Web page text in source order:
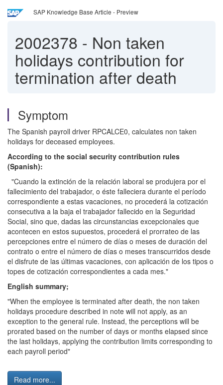
SAP Knowledge Base Article - Preview
2002378 - Non taken
holidays contribution for
termination after death
Symptom
The Spanish payroll driver RPCALCE0, calculates non taken
holidays for deceased employees.
According to the social security contribution rules
(Spanish):
"Cuando la extinción de la relación laboral se produjera por el
fallecimiento del trabajador, o éste falleciera durante el período
correspondiente a estas vacaciones, no procederá la cotización
consecutiva a la baja el trabajador fallecido en la Seguridad
Social, sino que, dadas las circunstancias excepcionales que
acontecen en estos supuestos, procederá el prorrateo de las
percepciones entre el número de días o meses de duración del
contrato o entre el número de días o meses transcurridos desde
el disfrute de las últimas vacaciones, con aplicación de los tipos o
topes de cotización correspondientes a cada mes."
English summary;
"When the employee is terminated after death, the non taken
holidays procedure described in note will not apply, as an
exception to the general rule. Instead, the perceptions will be
prorated based on the number of days or months elapsed since
the last holidays, applying the contribution limits corresponding to
each payroll period"
Read more...